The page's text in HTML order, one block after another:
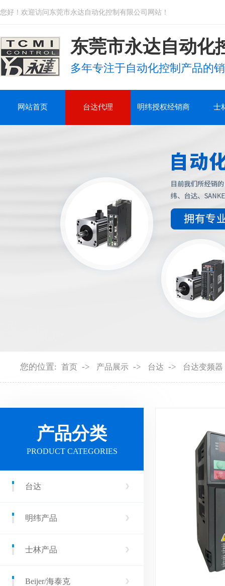
您好！欢迎访问东莞市永达自动化控制有限公司网站！
东莞市永达自动化
多年专注于自动化控制产品的
网站首页 台达代理 明纬授权经销商 士
您的位置: 首页 -> 产品展示 -> 台达 -> 台达变频器
产品分类
PRODUCT CATEGORIES
台达
明纬产品
士林产品
Beijer/海泰克